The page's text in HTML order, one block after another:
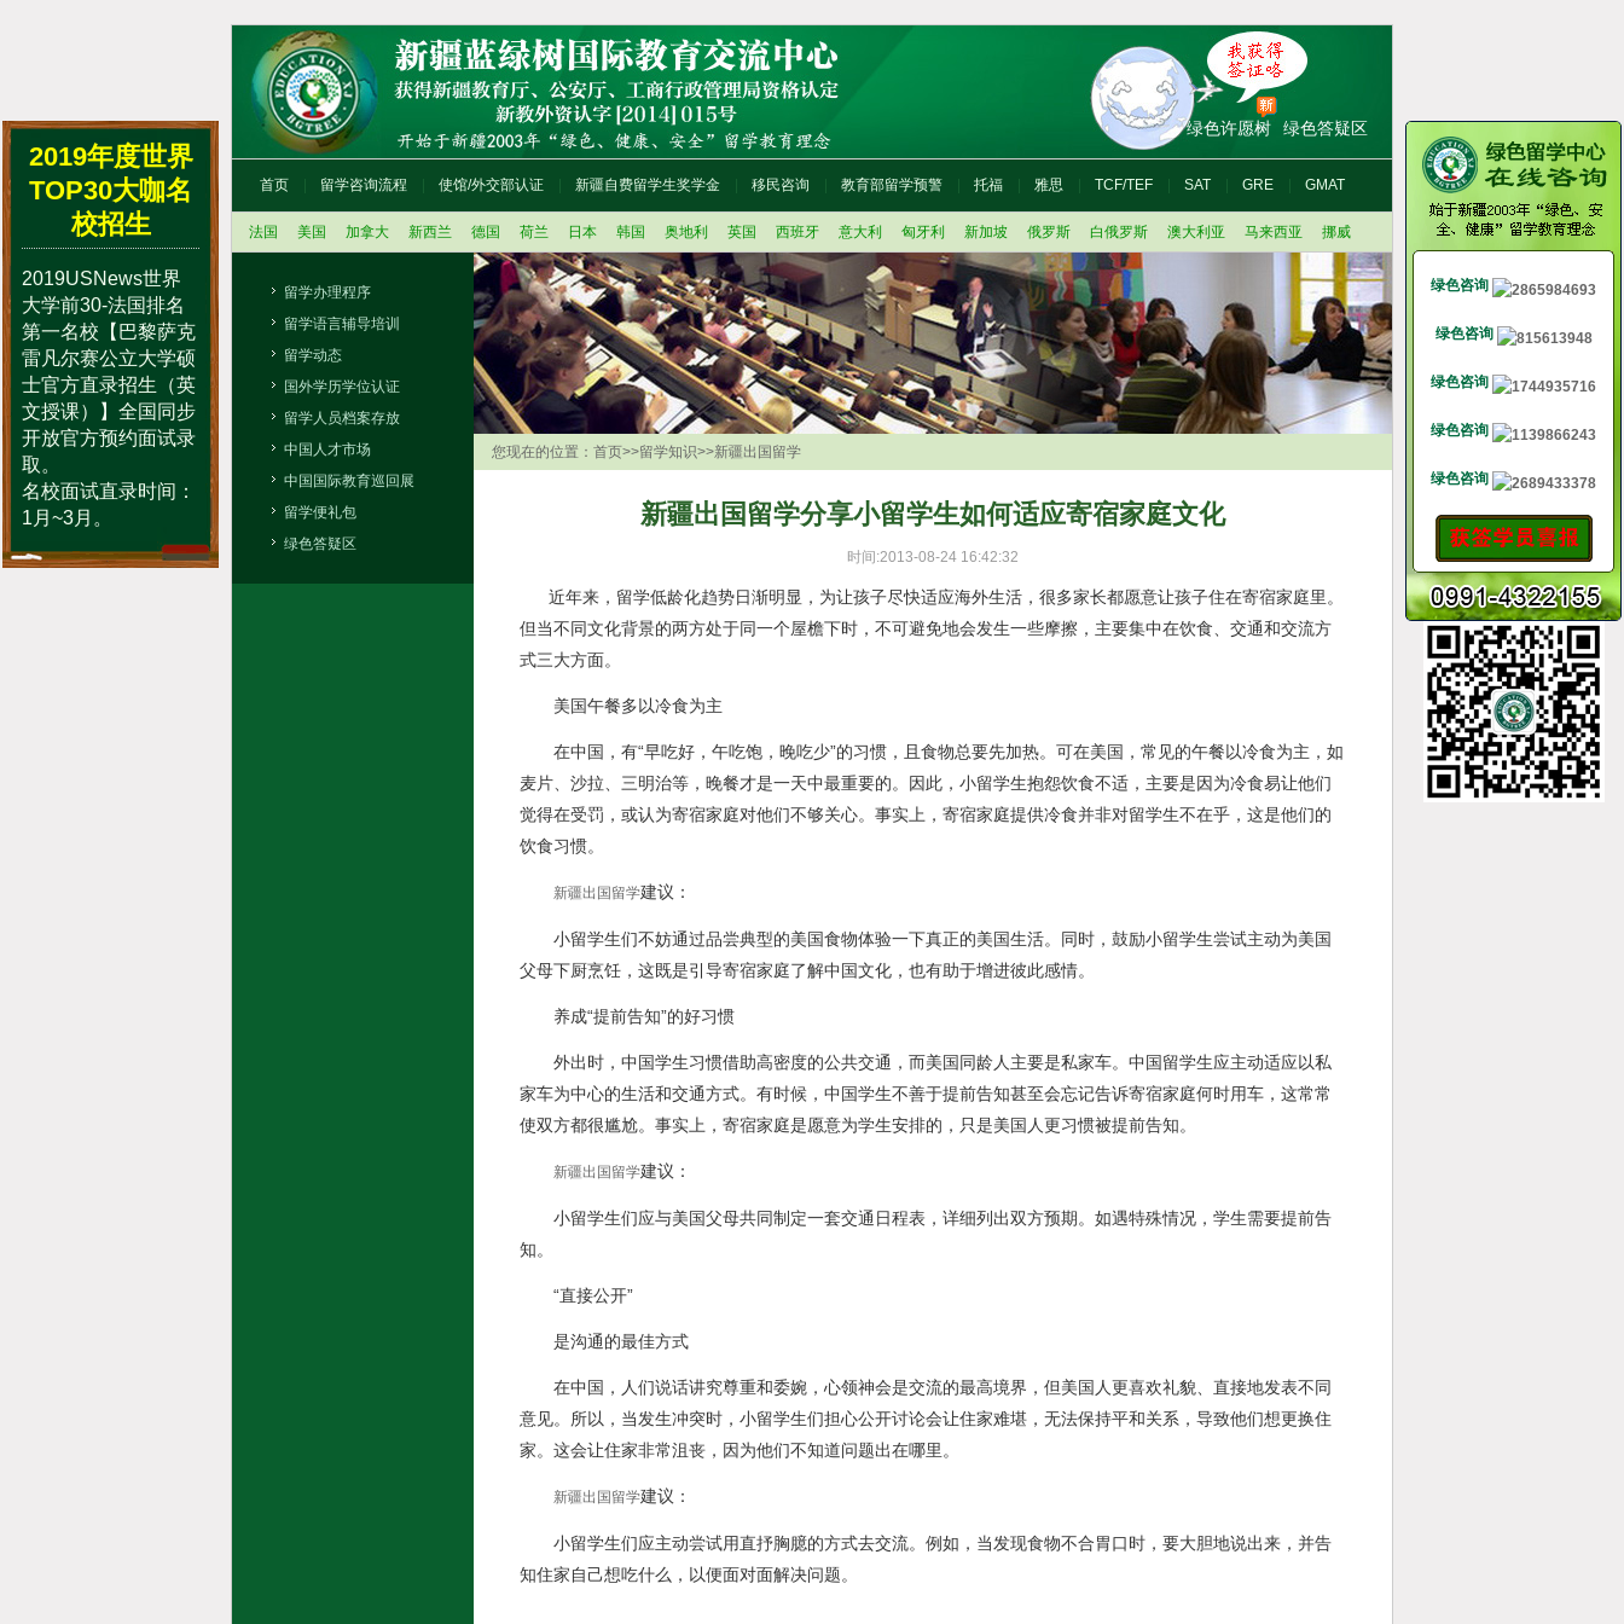
绿色许愿树 绿色答疑区
首页 留学咨询流程 使馆/外交部认证 新疆自费留学生奖学金 移民咨询 教育部留学预警 托福 雅思 TCF/TEF SAT GRE GMAT
法国 美国 加拿大 新西兰 德国 荷兰 日本 韩国 奥地利 英国 西班牙 意大利 匈牙利 新加坡 俄罗斯 白俄罗斯 澳大利亚 马来西亚 挪威
留学办理程序
留学语言辅导培训
留学动态
国外学历学位认证
留学人员档案存放
中国人才市场
中国国际教育巡回展
留学便礼包
绿色答疑区
您现在的位置： 首页>>留学知识>>新疆出国留学
新疆出国留学分享小留学生如何适应寄宿家庭文化
时间:2013-08-24 16:42:32
近年来，留学低龄化趋势日渐明显，为让孩子尽快适应海外生活，很多家长都愿意让孩子住在寄宿家庭里。
但当不同文化背景的两方处于同一个屋檐下时，不可避免地会发生一些摩擦，主要集中在饮食、交通和交流方
式三大方面。
美国午餐多以冷食为主
在中国，有“早吃好，午吃饱，晚吃少”的习惯，且食物总要先加热。可在美国，常见的午餐以冷食为主，如
麦片、沙拉、三明治等，晚餐才是一天中最重要的。因此，小留学生抱怨饮食不适，主要是因为冷食易让他们
觉得在受罚，或认为寄宿家庭对他们不够关心。事实上，寄宿家庭提供冷食并非对留学生不在乎，这是他们的
饮食习惯。
新疆出国留学建议：
小留学生们不妨通过品尝典型的美国食物体验一下真正的美国生活。同时，鼓励小留学生尝试主动为美国
父母下厨烹饪，这既是引导寄宿家庭了解中国文化，也有助于增进彼此感情。
养成“提前告知”的好习惯
外出时，中国学生习惯借助高密度的公共交通，而美国同龄人主要是私家车。中国留学生应主动适应以私
家车为中心的生活和交通方式。有时候，中国学生不善于提前告知甚至会忘记告诉寄宿家庭何时用车，这常常
使双方都很尴尬。事实上，寄宿家庭是愿意为学生安排的，只是美国人更习惯被提前告知。
新疆出国留学建议：
小留学生们应与美国父母共同制定一套交通日程表，详细列出双方预期。如遇特殊情况，学生需要提前告
知。
“直接公开”
是沟通的最佳方式
在中国，人们说话讲究尊重和委婉，心领神会是交流的最高境界，但美国人更喜欢礼貌、直接地发表不同
意见。所以，当发生冲突时，小留学生们担心公开讨论会让住家难堪，无法保持平和关系，导致他们想更换住
家。这会让住家非常沮丧，因为他们不知道问题出在哪里。
新疆出国留学建议：
小留学生们应主动尝试用直抒胸臆的方式去交流。例如，当发现食物不合胃口时，要大胆地说出来，并告
知住家自己想吃什么，以便面对面解决问题。
2019年度世界
TOP30大咖名
校招生
2019USNews世界
大学前30-法国排名
第一名校【巴黎萨克
雷凡尔赛公立大学硕
士官方直录招生（英
文授课）】全国同步
开放官方预约面试录
取。
名校面试直录时间：
1月~3月。
绿色咨询
绿色咨询
绿色咨询
绿色咨询
绿色咨询